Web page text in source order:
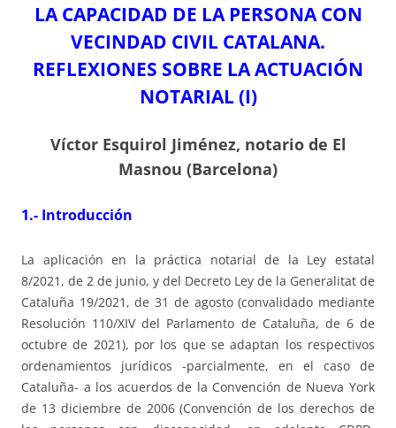
LA CAPACIDAD DE LA PERSONA CON
VECINDAD CIVIL CATALANA.
REFLEXIONES SOBRE LA ACTUACIÓN
NOTARIAL (I)
Víctor Esquirol Jiménez, notario de El
Masnou (Barcelona)
1.- Introducción
La aplicación en la práctica notarial de la Ley estatal
8/2021, de 2 de junio, y del Decreto Ley de la Generalitat de
Cataluña 19/2021, de 31 de agosto (convalidado mediante
Resolución 110/XIV del Parlamento de Cataluña, de 6 de
octubre de 2021), por los que se adaptan los respectivos
ordenamientos jurídicos -parcialmente, en el caso de
Cataluña- a los acuerdos de la Convención de Nueva York
de 13 diciembre de 2006 (Convención de los derechos de